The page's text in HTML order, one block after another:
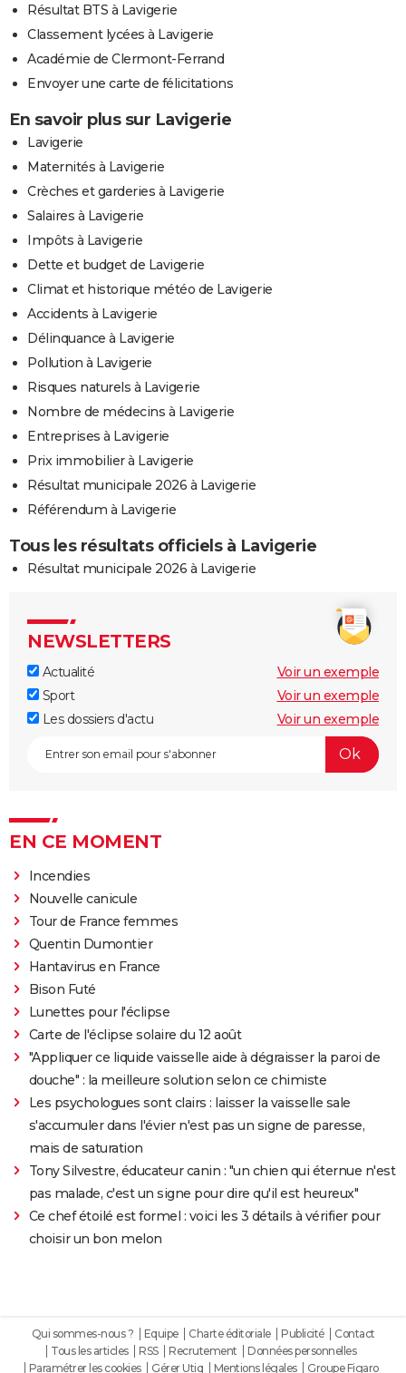
Résultat BTS à Lavigerie
Classement lycées à Lavigerie
Académie de Clermont-Ferrand
Envoyer une carte de félicitations
En savoir plus sur Lavigerie
Lavigerie
Maternités à Lavigerie
Crèches et garderies à Lavigerie
Salaires à Lavigerie
Impôts à Lavigerie
Dette et budget de Lavigerie
Climat et historique météo de Lavigerie
Accidents à Lavigerie
Délinquance à Lavigerie
Pollution à Lavigerie
Risques naturels à Lavigerie
Nombre de médecins à Lavigerie
Entreprises à Lavigerie
Prix immobilier à Lavigerie
Résultat municipale 2026 à Lavigerie
Référendum à Lavigerie
Tous les résultats officiels à Lavigerie
Résultat municipale 2026 à Lavigerie
NEWSLETTERS
Actualité
Voir un exemple
Sport
Voir un exemple
Les dossiers d'actu
Voir un exemple
EN CE MOMENT
Incendies
Nouvelle canicule
Tour de France femmes
Quentin Dumontier
Hantavirus en France
Bison Futé
Lunettes pour l'éclipse
Carte de l'éclipse solaire du 12 août
"Appliquer ce liquide vaisselle aide à dégraisser la paroi de
douche" : la meilleure solution selon ce chimiste
Les psychologues sont clairs : laisser la vaisselle sale
s'accumuler dans l'évier n'est pas un signe de paresse,
mais de saturation
Tony Silvestre, éducateur canin : "un chien qui éternue n'est
pas malade, c'est un signe pour dire qu'il est heureux"
Ce chef étoilé est formel : voici les 3 détails à vérifier pour
choisir un bon melon
Qui sommes-nous ? Equipe Charte éditoriale Publicité
Contact
Tous les articles
RSS Recrutement
Données personnelles
Paramétrer les cookies
Gérer Utiq Mentions légales Groupe Figaro